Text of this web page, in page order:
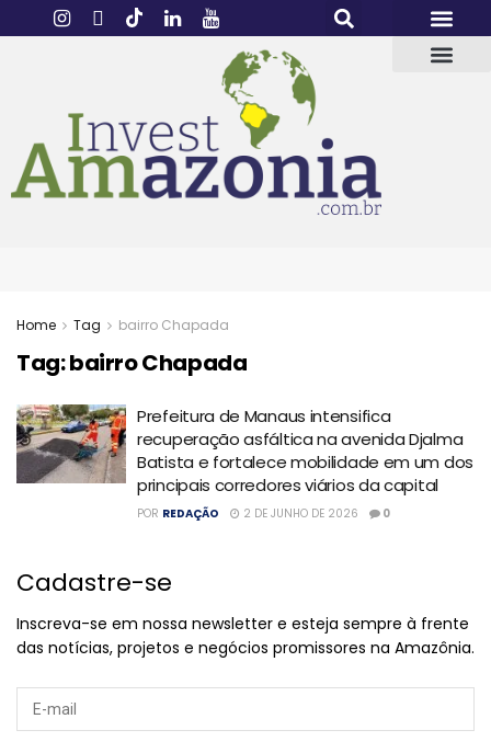
Home Tag bairro Chapada
Tag:bairro Chapada
Prefeitura de Manaus intensifica
recuperação asfáltica na avenida Djalma
Batista e fortalece mobilidade em um dos
principais corredores viários da capital
POR REDAÇÃO 2 DE JUNHO DE 2026 0
Cadastre-se
Inscreva-se em nossa newsletter e esteja sempre à frente
das notícias, projetos e negócios promissores na Amazônia.